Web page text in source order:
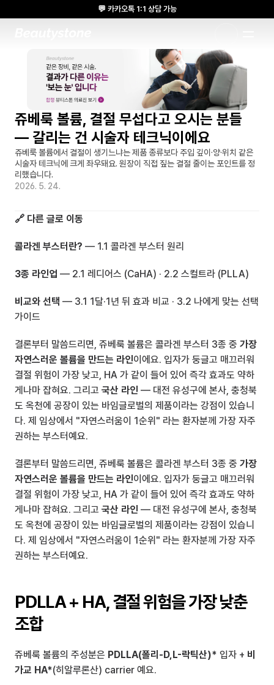
쥬베룩 볼륨, 결절 무섭다고 오시는 분들
— 갈리는 건 시술자 테크닉이에요
쥬베룩 볼륨에서 결절이 생기느냐는 제품 종류보다 주입 깊이·양·위치 같은
시술자 테크닉에 크게 좌우돼요. 원장이 직접 짚는 결절 줄이는 포인트를 정
리했습니다.
2026. 5. 24.
🔗 다른 글로 이동
콜라겐 부스터란? — 1.1 콜라겐 부스터 원리
3종 라인업 — 2.1 레디어스 (CaHA) · 2.2 스컬트라 (PLLA)
비교와 선택 — 3.1 1달·1년 뒤 효과 비교 · 3.2 나에게 맞는 선택
가이드
결론부터 말씀드리면, 쥬베룩 볼륨은 콜라겐 부스터 3종 중 가장
자연스러운 볼륨을 만드는 라인이에요. 입자가 둥글고 매끄러워
결절 위험이 가장 낮고, HA 가 같이 들어 있어 즉각 효과도 약하
게나마 잡혀요. 그리고 국산 라인 — 대전 유성구에 본사, 충청북
도 옥천에 공장이 있는 바임글로벌의 제품이라는 강점이 있습니
다. 제 임상에서 "자연스러움이 1순위" 라는 환자분께 가장 자주
권하는 부스터예요.
결론부터 말씀드리면, 쥬베룩 볼륨은 콜라겐 부스터 3종 중 가장
자연스러운 볼륨을 만드는 라인이에요. 입자가 둥글고 매끄러워
결절 위험이 가장 낮고, HA 가 같이 들어 있어 즉각 효과도 약하
게나마 잡혀요. 그리고 국산 라인 — 대전 유성구에 본사, 충청북
도 옥천에 공장이 있는 바임글로벌의 제품이라는 강점이 있습니
다. 제 임상에서 "자연스러움이 1순위" 라는 환자분께 가장 자주
권하는 부스터예요.
PDLLA + HA, 결절 위험을 가장 낮춘
조합
쥬베룩 볼륨의 주성분은 PDLLA(폴리-D,L-락틱산)* 입자 + 비
가교 HA*(히알루론산) carrier 예요.
💬 카카오톡 1:1 상담 가능
🌸 뷰티스톤의원 메디톡스 방콕 Cadaver workshop 참석 🌸